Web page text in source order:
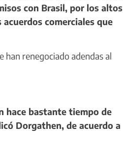
con Brasil, por los altos
comerciales que
renegociado adendas al
hace bastante tiempo de
Dorgathen, de acuerdo a